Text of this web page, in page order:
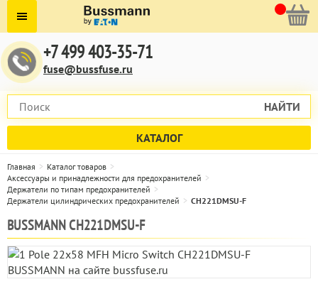
+7 499 403-35-71
fuse@bussfuse.ru
НАЙТИ
КАТАЛОГ
Главная
Каталог товаров
Аксессуары и принадлежности для предохранителей
Держатели по типам предохранителей
Держатели цилиндрических предохранителей
CH221DMSU-F
BUSSMANN CH221DMSU-F